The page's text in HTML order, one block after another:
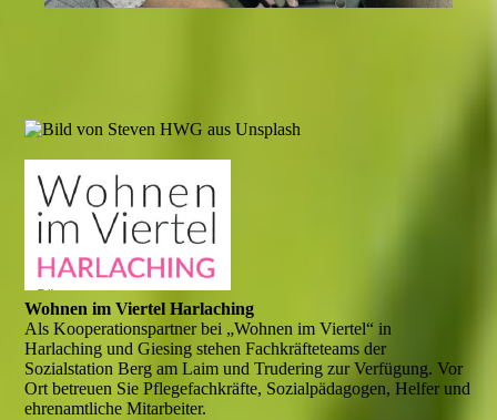
Wohnen im Viertel Harlaching
Als Kooperationspartner bei „Wohnen im Viertel“ in
Harlaching und Giesing stehen Fachkräfteteams der
Sozialstation Berg am Laim und Trudering zur Verfügung. Vor
Ort betreuen Sie Pflegefachkräfte, Sozialpädagogen, Helfer und
ehrenamtliche Mitarbeiter.